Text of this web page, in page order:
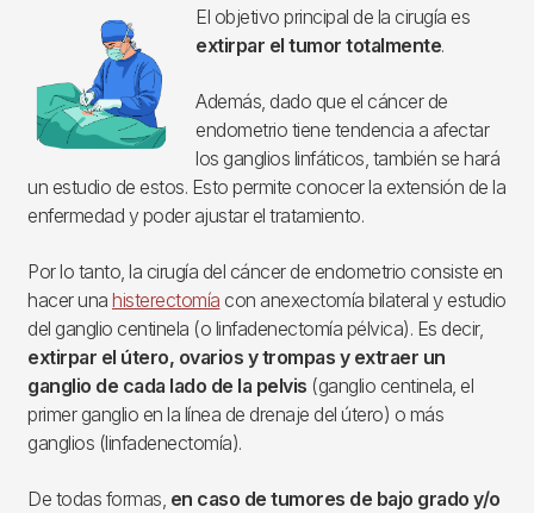
El objetivo principal de la cirugía es
extirpar el tumor totalmente.
Además, dado que el cáncer de
endometrio tiene tendencia a afectar
los ganglios linfáticos, también se hará
un estudio de estos. Esto permite conocer la extensión de la
enfermedad y poder ajustar el tratamiento.
Por lo tanto, la cirugía del cáncer de endometrio consiste en
hacer una histerectomía con anexectomía bilateral y estudio
del ganglio centinela (o linfadenectomía pélvica). Es decir,
extirpar el útero, ovarios y trompas y extraer un
ganglio de cada lado de la pelvis (ganglio centinela, el
primer ganglio en la línea de drenaje del útero) o más
ganglios (linfadenectomía).
De todas formas, en caso de tumores de bajo grado y/o